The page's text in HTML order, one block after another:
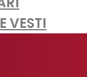
VESTI